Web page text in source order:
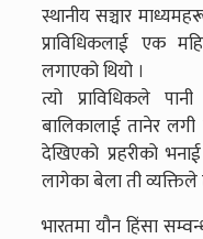
स्थानीय सञ्चार
प्राविधिकलाई एक
लगाएको थियो ।
त्यो प्राविधिकले
बालिकालाई तानेर लगी
देखिएको प्रहरीको
लागेका बेला ती
भारतमा यौन हिंसा